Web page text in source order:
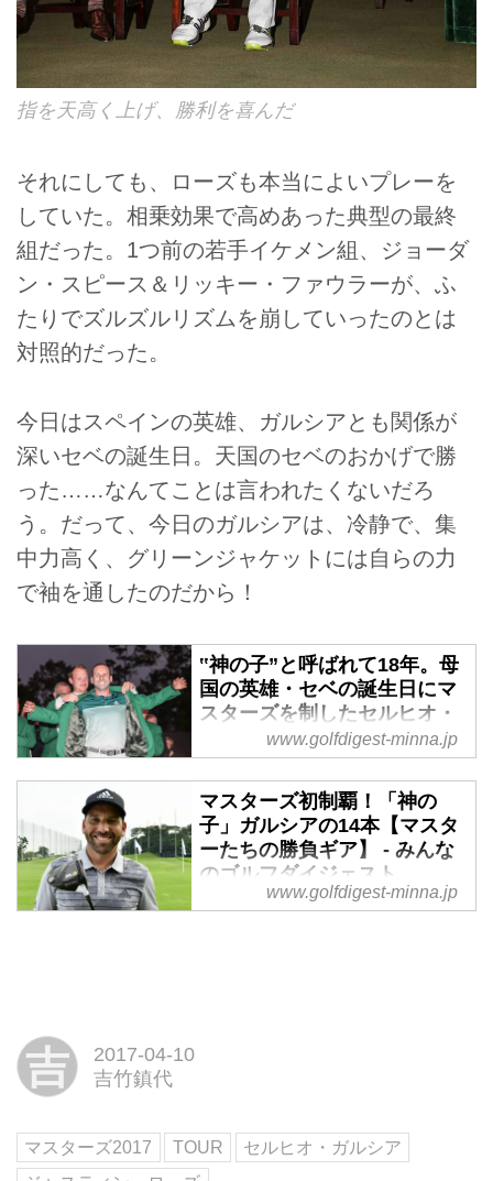
指を天高く上げ、勝利を喜んだ
それにしても、ローズも本当によいプレーを
していた。相乗効果で高めあった典型の最終
組だった。1つ前の若手イケメン組、ジョーダ
ン・スピース＆リッキー・ファウラーが、ふ
たりでズルズルリズムを崩していったのとは
対照的だった。
今日はスペインの英雄、ガルシアとも関係が
深いセベの誕生日。天国のセベのおかげで勝
った……なんてことは言われたくないだろ
う。だって、今日のガルシアは、冷静で、集
中力高く、グリーンジャケットには自らの力
で袖を通したのだから！
‟神の子”と呼ばれて18年。母
国の英雄・セベの誕生日にマ
スターズを制したセルヒオ・
ガルシアはこんな人 - みんな
のゴルフダイジェスト
マスターズ最終日、ジャスティ
ン・ローズとの激闘を制し、メジ
ャー初制覇を遂げたセルヒオ・ガ
ルシア。19歳で‟神の子”と呼ばれ
たガルシアは、現在37歳。メジャ
www.golfdigest-minna.jp
マスターズ初制覇！「神の
子」ガルシアの14本【マスタ
ーたちの勝負ギア】 - みんな
のゴルフダイジェスト
メジャー出場74回目にして初のメ
www.golfdigest-minna.jp
吉
2017-04-10
吉竹鎮代
マスターズ2017 TOUR
セルヒオ・ガルシア